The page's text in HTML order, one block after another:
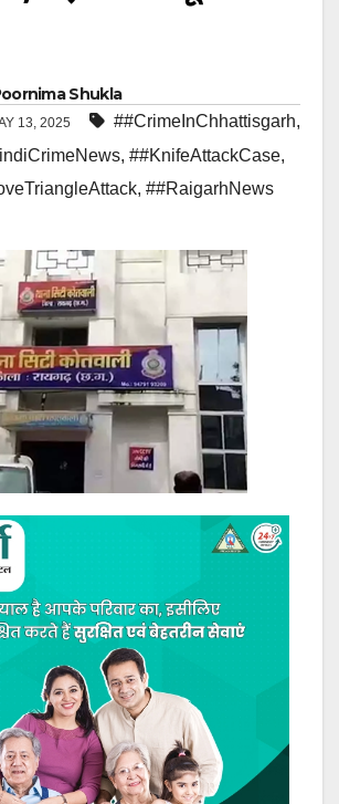
Shukla
13, 2025 ##CrimeInChhattisgarh,
, ##KnifeAttackCase,
, ##RaigarhNews